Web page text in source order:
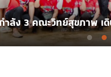
รบรรยายพิเศษ